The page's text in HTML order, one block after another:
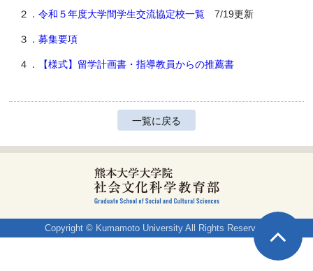
２． 令和５年度大学間学生交流協定校一覧7/19更新
３． 募集要項
４． 【様式】留学計画書・指導教員からの推薦書
一覧に戻る
Copyright © Kumamoto University All Rights Reserved.